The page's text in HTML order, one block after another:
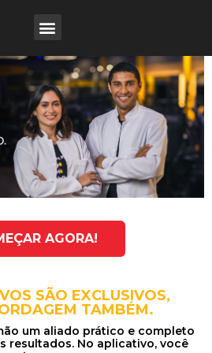
AGORA!
SÃO EXCLUSIVOS,
TAMBÉM.
um aliado prático e completo
resultados. No aplicativo, você